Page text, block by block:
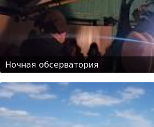
Ночная обсерватория